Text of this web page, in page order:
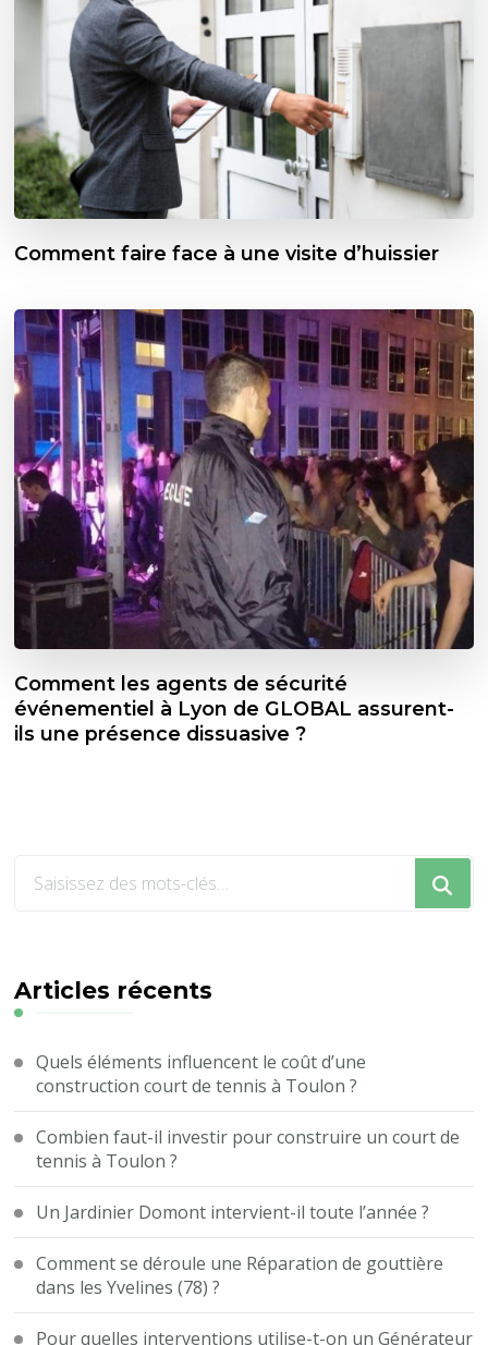
Comment faire face à une visite d’huissier
Comment les agents de sécurité
événementiel à Lyon de GLOBAL assurent-
ils une présence dissuasive ?
recherchiez
?
Articles récents
Quels éléments influencent le coût d’une
construction court de tennis à Toulon ?
Combien faut-il investir pour construire un court de
tennis à Toulon ?
Un Jardinier Domont intervient-il toute l’année ?
Comment se déroule une Réparation de gouttière
dans les Yvelines (78) ?
Pour quelles interventions utilise-t-on un Générateur